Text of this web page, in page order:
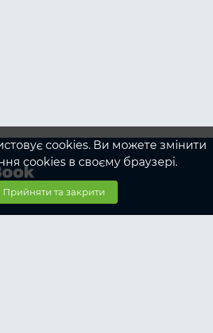
cookies. Ви можете змінити
cookies в своєму браузері.
Прийняти та закрити